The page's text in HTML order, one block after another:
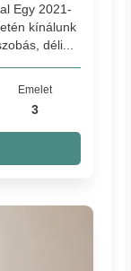
Egy 2021-
kínálunk
déli...
Emelet
3